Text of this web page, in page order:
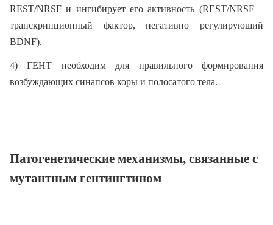
REST/NRSF и ингибирует его активность (REST/NRSF –
транскрипционный фактор, негативно регулирующий
BDNF).
4) ГЕНТ необходим для правильного формирования
возбуждающих синапсов коры и полосатого тела.
Патогенетические механизмы, связанные с
мутантным гентингтином